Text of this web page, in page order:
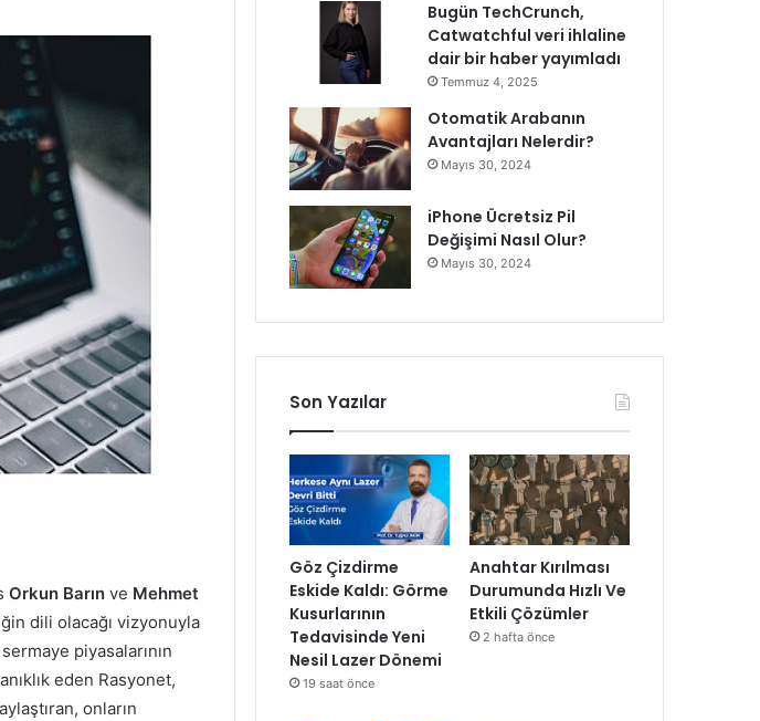
Orkun Barın ve Mehmet
dili olacağı vizyonuyla
piyasalarının
eden Rasyonet,
onların
Bugün TechCrunch,
Catwatchful veri ihlaline
dair bir haber yayımladı
Temmuz 4, 2025
Otomatik Arabanın
Avantajları Nelerdir?
Mayıs 30, 2024
iPhone Ücretsiz Pil
Değişimi Nasıl Olur?
Mayıs 30, 2024
Son Yazılar
Göz Çizdirme
Eskide Kaldı: Görme
Kusurlarının
Tedavisinde Yeni
Nesil Lazer Dönemi
19 saat önce
Anahtar Kırılması
Durumunda Hızlı Ve
Etkili Çözümler
2 hafta önce